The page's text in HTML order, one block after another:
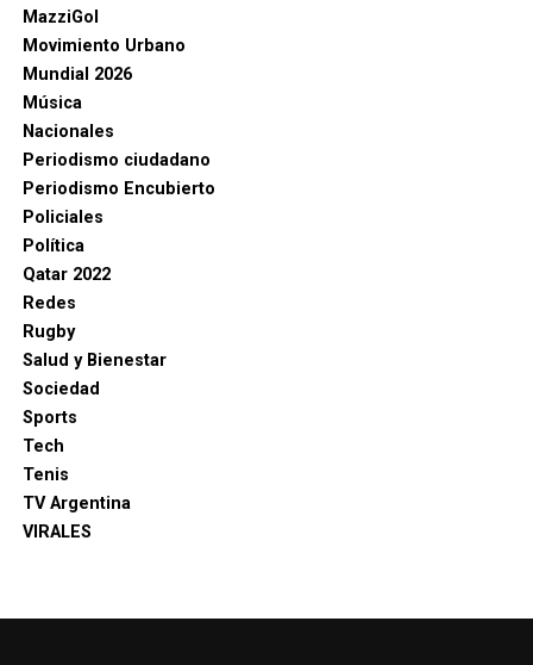
MazziGol
Movimiento Urbano
Mundial 2026
Música
Nacionales
Periodismo ciudadano
Periodismo Encubierto
Policiales
Política
Qatar 2022
Redes
Rugby
Salud y Bienestar
Sociedad
Sports
Tech
Tenis
TV Argentina
VIRALES